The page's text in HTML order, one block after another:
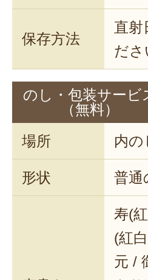
保存方法
直射
ださ
のし・包装サービ
（無料）
場所 内の
形状 普通
寿(
(紅
元 /